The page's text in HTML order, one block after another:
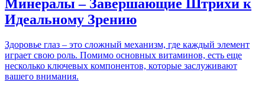
Минералы – Завершающие Штрихи к
Идеальному Зрению
Здоровье глаз – это сложный механизм, где каждый элемент
играет свою роль. Помимо основных витаминов, есть еще
несколько ключевых компонентов, которые заслуживают
вашего внимания.